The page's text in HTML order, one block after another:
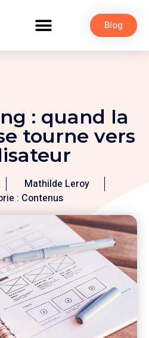
Blog
: quand la
tourne vers
Mathilde Leroy
: Contenus